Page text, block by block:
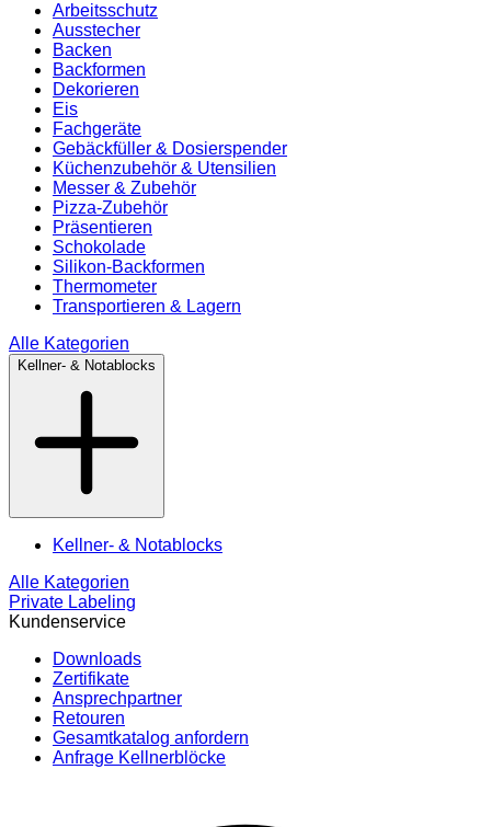
Arbeitsschutz
Ausstecher
Backen
Backformen
Dekorieren
Eis
Fachgeräte
Gebäckfüller & Dosierspender
Küchenzubehör & Utensilien
Messer & Zubehör
Pizza-Zubehör
Präsentieren
Schokolade
Silikon-Backformen
Thermometer
Transportieren & Lagern
Alle Kategorien
Kellner- & Notablocks
Kellner- & Notablocks
Alle Kategorien
Private Labeling
Kundenservice
Downloads
Zertifikate
Ansprechpartner
Retouren
Gesamtkatalog anfordern
Anfrage Kellnerblöcke